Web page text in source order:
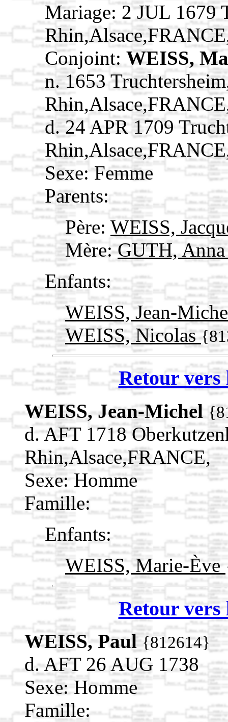
Mariage: 2 JUL 1679
Conjoint: WEISS,
n. 1653
d. 24 APR 1709
Sexe: Femme
Parents:
Père: WEISS,
Mère:GUTH,
Enfants:
WEISS, Jean-
WEISS, Nicolas
Retour vers
WEISS, Jean-Michel
d. AFT 1718
Rhin,Alsace,FRANCE,
Sexe: Homme
Famille:
Enfants:
WEISS, Marie-Ève
Retour vers
WEISS, Paul{812614}
d. AFT 26 AUG 1738
Sexe: Homme
Famille: